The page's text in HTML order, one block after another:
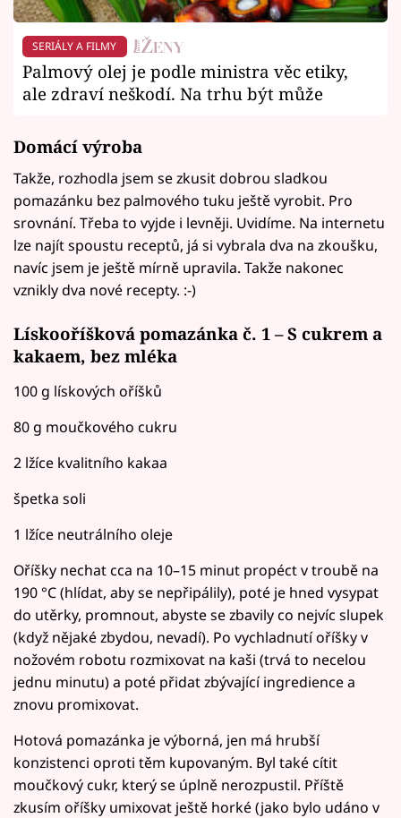
SERIÁLY A FILMY
Palmový olej je podle ministra věc etiky,
ale zdraví neškodí. Na trhu být může
Domácí výroba
Takže, rozhodla jsem se zkusit dobrou sladkou
pomazánku bez palmového tuku ještě vyrobit. Pro
srovnání. Třeba to vyjde i levněji. Uvidíme. Na internetu
lze najít spoustu receptů, já si vybrala dva na zkoušku,
navíc jsem je ještě mírně upravila. Takže nakonec
vznikly dva nové recepty. :-)
Lískooříšková pomazánka č. 1 – S cukrem a
kakaem, bez mléka
100 g lískových oříšků
80 g moučkového cukru
2 lžíce kvalitního kakaa
špetka soli
1 lžíce neutrálního oleje
Oříšky nechat cca na 10–15 minut propéct v troubě na
190 °C (hlídat, aby se nepřipálily), poté je hned vysypat
do utěrky, promnout, abyste se zbavily co nejvíc slupek
(když nějaké zbydou, nevadí). Po vychladnutí oříšky v
nožovém robotu rozmixovat na kaši (trvá to necelou
jednu minutu) a poté přidat zbývající ingredience a
znovu promixovat.
Hotová pomazánka je výborná, jen má hrubší
konzistenci oproti těm kupovaným. Byl také cítit
moučkový cukr, který se úplně nerozpustil. Příště
zkusím oříšky umixovat ještě horké (jako bylo udáno v